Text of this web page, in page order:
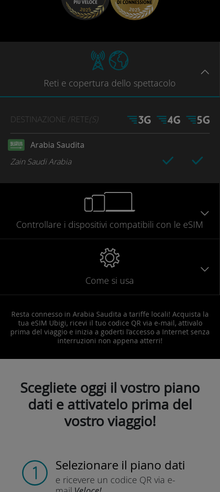
Reti e copertura dello spettacolo
DESTINAZIONE /RETE(S)
Arabia Saudita
Zain Saudi Arabia
Controllare i dispositivi compatibili con le eSIM
Come si usa
Resta connesso in Arabia Saudita a tariffe locali! Acquista la
tua eSIM Ubigi, ricevi il tuo codice QR via e-mail, attivalo
prima del viaggio e inizia a goderti l’accesso a Internet senza
interruzioni non appena atterri!
Scegliete oggi il vostro piano
dati e attivatelo prima del
vostro viaggio!
Selezionare il piano dati
e ricevere un codice QR via e-